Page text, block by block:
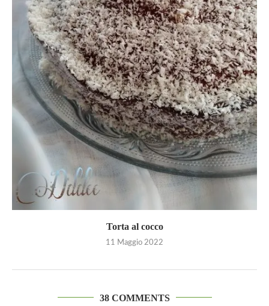
Torta al cocco
11 Maggio 2022
38 COMMENTS